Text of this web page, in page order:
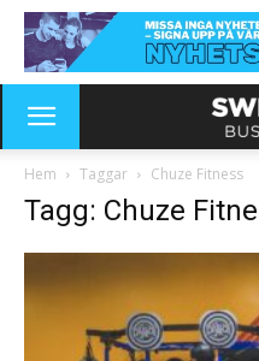
Hem Taggar Chuze Fitness
Tagg: Chuze